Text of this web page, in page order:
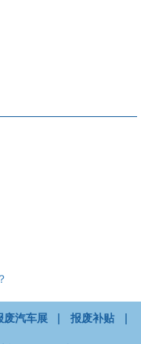
废汽车展 | 报废补贴
|